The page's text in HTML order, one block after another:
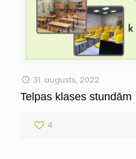
31. augusts, 2022
Telpas klases stundām
4